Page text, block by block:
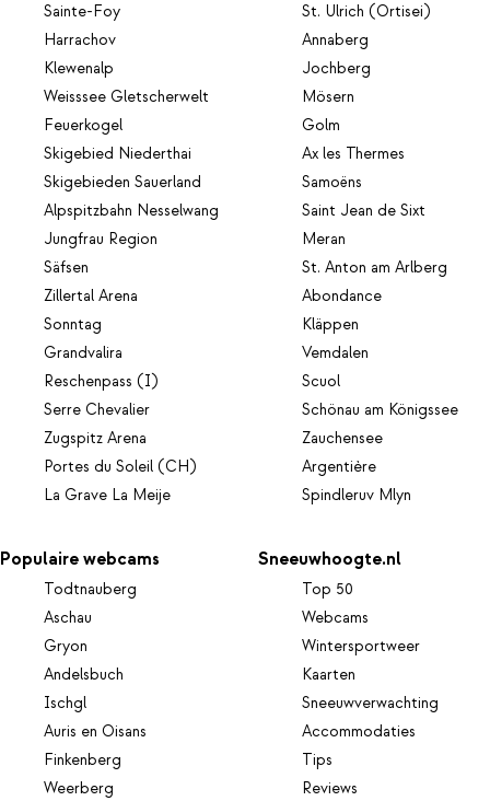
Sainte-Foy
Harrachov
Klewenalp
Weisssee Gletscherwelt
Feuerkogel
Skigebied Niederthai
Skigebieden Sauerland
Alpspitzbahn Nesselwang
Jungfrau Region
Säfsen
Zillertal Arena
Sonntag
Grandvalira
Reschenpass (I)
Serre Chevalier
Zugspitz Arena
Portes du Soleil (CH)
La Grave La Meije
St. Ulrich (Ortisei)
Annaberg
Jochberg
Mösern
Golm
Ax les Thermes
Samoëns
Saint Jean de Sixt
Meran
St. Anton am Arlberg
Abondance
Kläppen
Vemdalen
Scuol
Schönau am Königssee
Zauchensee
Argentière
Spindleruv Mlyn
Populaire webcams
Todtnauberg
Aschau
Gryon
Andelsbuch
Ischgl
Auris en Oisans
Finkenberg
Weerberg
Sneeuwhoogte.nl
Top 50
Webcams
Wintersportweer
Kaarten
Sneeuwverwachting
Accommodaties
Tips
Reviews